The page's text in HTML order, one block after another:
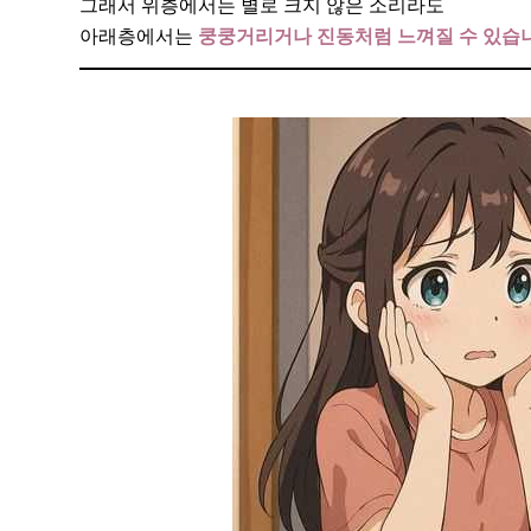
아래층에서는 쿵쿵거리거나 진동처럼 느껴질 수 있습